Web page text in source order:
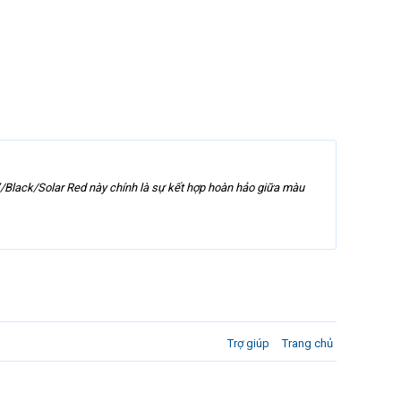
Solar Red này chính là sự kết hợp hoàn hảo giữa màu
Trợ giúp Trang chủ